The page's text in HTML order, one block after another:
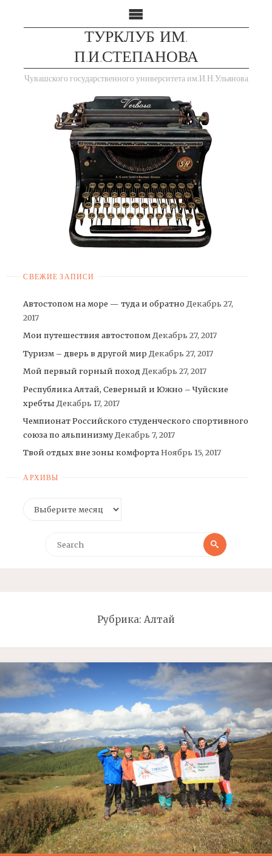
ТУРКЛУБ ИМ.
П.И.СТЕПАНОВА
Чувашского государственного университета им.И.Н.Ульянова
СВЕЖИЕ ЗАПИСИ
Автостопом на море — туда и обратно Декабрь 27,
2017
Мои путешествия автостопом Декабрь 27, 2017
Туризм – дверь в другой мир Декабрь 27, 2017
Мой первый горный поход Декабрь 27, 2017
Республика Алтай, Северный и Южно – Чуйские
хребты Декабрь 17, 2017
Чемпионат Российского студенческого спортивного
союза по альпинизму Декабрь 7, 2017
Твой отдых вне зоны комфорта Ноябрь 15, 2017
АРХИВЫ
Рубрика: Алтай